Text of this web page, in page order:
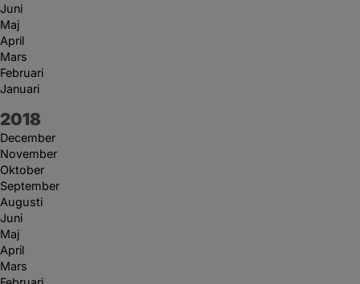
Juni
Maj
April
Mars
Februari
Januari
År:
2018
December
November
Oktober
September
Augusti
Juni
Maj
April
Mars